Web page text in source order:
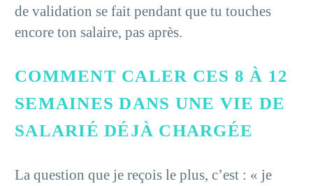
de validation se fait pendant que tu touches
encore ton salaire, pas après.
COMMENT CALER CES 8 À 12
SEMAINES DANS UNE VIE DE
SALARIÉ DÉJÀ CHARGÉE
La question que je reçois le plus, c’est : « je